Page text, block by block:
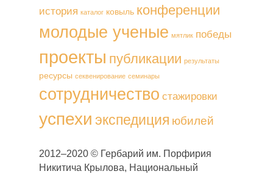
история каталог ковыль конференции
молодые ученые мятлик победы
проекты публикации результаты
ресурсы секвенирование семинары
сотрудничество стажировки
успехи экспедиция юбилей
2012–2020 © Гербарий им. Порфирия
Никитича Крылова, Национальный